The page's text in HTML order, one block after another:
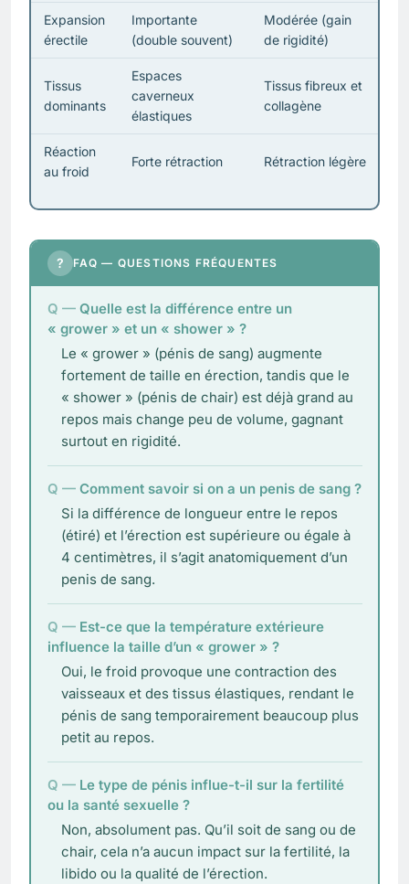
Expansion
érectile
Importante
(double souvent)
Modérée (gain
de rigidité)
Tissus
dominants
Espaces
caverneux
élastiques
Tissus fibreux et
collagène
Réaction
au froid
Forte rétraction Rétraction légère
? FAQ — QUESTIONS FRÉQUENTES
Quelle est la différence entre un
« grower » et un « shower » ?
Le « grower » (pénis de sang) augmente
fortement de taille en érection, tandis que le
« shower » (pénis de chair) est déjà grand au
repos mais change peu de volume, gagnant
surtout en rigidité.
Comment savoir si on a un penis de sang ?
Si la différence de longueur entre le repos
(étiré) et l’érection est supérieure ou égale à
4 centimètres, il s’agit anatomiquement d’un
penis de sang.
Est-ce que la température extérieure
influence la taille d’un « grower » ?
Oui, le froid provoque une contraction des
vaisseaux et des tissus élastiques, rendant le
pénis de sang temporairement beaucoup plus
petit au repos.
Le type de pénis influe-t-il sur la fertilité
ou la santé sexuelle ?
Non, absolument pas. Qu’il soit de sang ou de
chair, cela n’a aucun impact sur la fertilité, la
libido ou la qualité de l’érection.